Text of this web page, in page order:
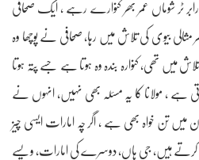
ٹر شوماں عمر بھر کنوارے رہے ، ایک صحافی
بیوی کی تلاش میں رہا، صحافی نے پوچھا وہ
تلاش میں تھی، کنوارہ بندہ وہ ہوتا ہے جسے پتہ ہوتا
ہے ، مولانا کا یہ مسئلہ بھی نہیں، انہوں نے
میں تن خواہ بھی ہے ، اگر چہ امارات ایسی چیز
ہیں، جی ہاں، دوسرے کی امارات، ویسے